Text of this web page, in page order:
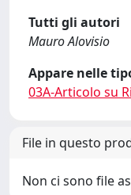
Tutti gli autori
Mauro Alovisio
Appare nelle
03A-Articolo su
File in questo
Non ci sono file